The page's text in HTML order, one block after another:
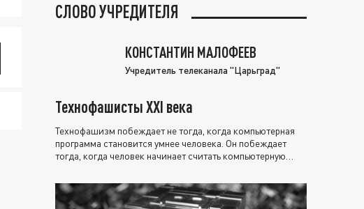
СЛОВО УЧРЕДИТЕЛЯ
КОНСТАНТИН МАЛОФЕЕВ
Учредитель телеканала "Царьград"
Технофашисты XXI века
Технофашизм побеждает не тогда, когда компьютерная
программа становится умнее человека. Он побеждает
тогда, когда человек начинает считать компьютерную